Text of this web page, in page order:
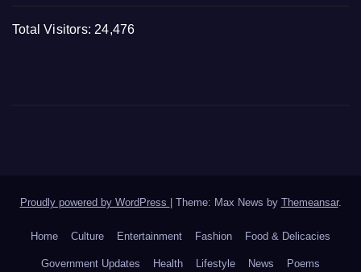
Total Visitors: 24,476
Proudly powered by WordPress Theme: Max News by Themeansar.
Home Culture Entertainment Fashion Food & Delicacies
Government Updates Health Lifestyle News Poems